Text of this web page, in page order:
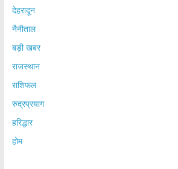
देहरादून
नैनीताल
बड़ी खबर
राजस्थान
राशिफल
रुद्रप्रयाग
हरिद्धार
होम